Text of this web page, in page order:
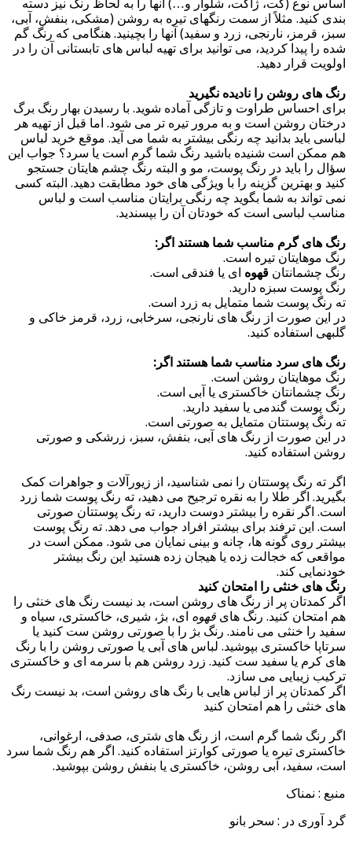
اساس نوع (کت، ژاکت، شلوار و…) آنها را به لحاظ رنگ نیز دسته
بندی کنید. مثلاً از سمت رنگهای تیره به روشن (مشکی، بنفش، آبی،
سبز، قرمز، نارنجی، زرد و سفید) آنها را بچینید. هنگامی که رنگ گم
شده را پیدا کردید، می توانید برای تهیه لباس های تابستانی آن را در
اولویت قرار دهید.
رنگ های روشن را نادیده نگیرید
برای احساس طراوت و تازگی آماده شوید. با رسیدن بهار رنگ برگ
درختان روشن است و به مرور تیره تر می شود. اما قبل از تهیه هر
لباسی باید بدانید چه رنگی بیشتر به شما می آید. موقع خرید لباس
هم ممکن است شنیده باشید رنگ شما گرم است یا سرد؟ جواب این
سؤال را باید در رنگ پوست، مو و البته رنگ چشم هایتان جستجو
کنید و بهترین گزینه را با ویژگی های خود مطابقت دهید. البته کسی
نمی تواند به شما بگوید چه رنگی برایتان مناسب است و لباس
مناسب لباسی است که خودتان آن را بپسندید.
رنگ های گرم مناسب شما هستند اگر:
رنگ موهایتان تیره است.
رنگ چشمانتان قهوه ای یا فندقی است.
رنگ پوست سبزه دارید.
ته رنگ پوست شما متمایل به زرد است.
در این صورت از رنگ های نارنجی، سرخابی، زرد، قرمز خاکی و
گلبهی استفاده کنید.
رنگ های سرد مناسب شما هستند اگر:
رنگ موهایتان روشن است.
رنگ چشمانتان خاکستری یا آبی است.
رنگ پوست گندمی یا سفید دارید.
ته رنگ پوستتان متمایل به صورتی است.
در این صورت از رنگ های آبی، بنفش، سبز، زرشکی و صورتی
روشن استفاده کنید.
اگر ته رنگ پوستتان را نمی شناسید، از زیورآلات و جواهرات کمک
بگیرید. اگر طلا را به نقره ترجیح می دهید، ته رنگ پوست شما زرد
است. اگر نقره را بیشتر دوست دارید، ته رنگ پوستتان صورتی
است. این ترفند برای بیشتر افراد جواب می دهد. ته رنگ پوست
بیشتر روی گونه ها، چانه و بینی نمایان می شود. ممکن است در
مواقعی که خجالت زده یا هیجان زده هستید این رنگ بیشتر
خودنمایی کند.
رنگ های خنثی را امتحان کنید
اگر کمدتان پر از رنگ های روشن است، بد نیست رنگ های خنثی را
هم امتحان کنید. رنگ های قهوه ای، بژ، شیری، خاکستری، سیاه و
سفید را خنثی می نامند. رنگ بژ را با صورتی روشن ست کنید یا
سرتاپا خاکستری بپوشید. لباس های آبی یا صورتی روشن را با رنگ
های کرم یا سفید ست کنید. زرد روشن هم با سرمه ای و خاکستری
ترکیب زیبایی می سازد.
اگر کمدتان پر از لباس هایی با رنگ های روشن است، بد نیست رنگ
های خنثی را هم امتحان کنید
اگر رنگ شما گرم است، از رنگ های شتری، صدفی، ارغوانی،
خاکستری تیره یا صورتی کوارتز استفاده کنید. اگر هم رنگ شما سرد
است، سفید، آبی روشن، خاکستری یا بنفش روشن بپوشید.
منبع : نمناک
گرد آوری در : سحر بانو